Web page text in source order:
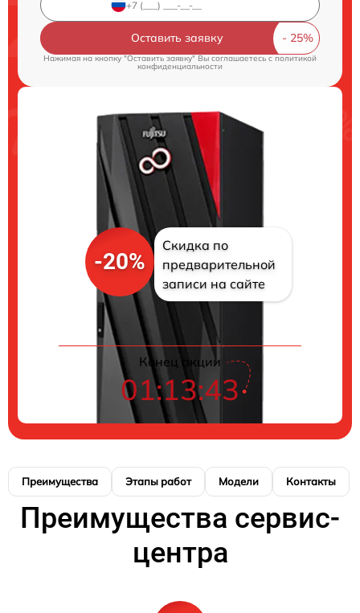
Оставить заявку
Нажимая на кнопку "Оставить заявку" Вы соглашаетесь cполитикой
конфиденциальности
-20%
Скидка по
предварительной
записи на сайте
Конец акции
01:13:43
Преимущества Этапы работ Модели Контакты
Преимущества сервис-
центра